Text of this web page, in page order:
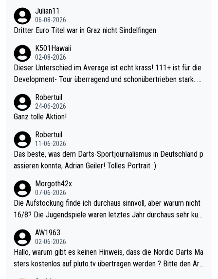
Julian11
06-08-2026
Dritter Euro Titel war in Graz nicht Sindelfingen
K501Hawaii
02-08-2026
Dieser Unterschied im Average ist echt krass! 111+ ist für die
Development- Tour überragend und schonübertrieben stark. U
mal 40+ erst recht. Da gewinnst keinen Blumentopf - ist ja noc
h krasser wie ein Pokalspiel eines Kreisligisten vs einem Bund
Robertuil
24-06-2026
Ganz tolle Aktion!
Robertuil
11-06-2026
Das beste, was dem Darts-Sportjournalismus in Deutschland p
assieren konnte, Adrian Geiler! Tolles Portrait :).
Morgoth42x
07-06-2026
Die Aufstockung finde ich durchaus sinnvoll, aber warum nicht
16/8? Die Jugendspiele waren letztes Jahr durchaus sehr kurz
Allerdings ist Mitchell Lawrie als Nummer 1 der Welt eh qualifi
ziert. Somit ändert die automatische Qualifikation des Weltmei
sters erstmal nichts. Ich denke sie wollen damit für nächstes J
AW1963
02-06-2026
Hallo, warum gibt es keinen Hinweis, dass die Nordic Darts Ma
sters kostenlos auf pluto.tv übertragen werden ? Bitte den Arti